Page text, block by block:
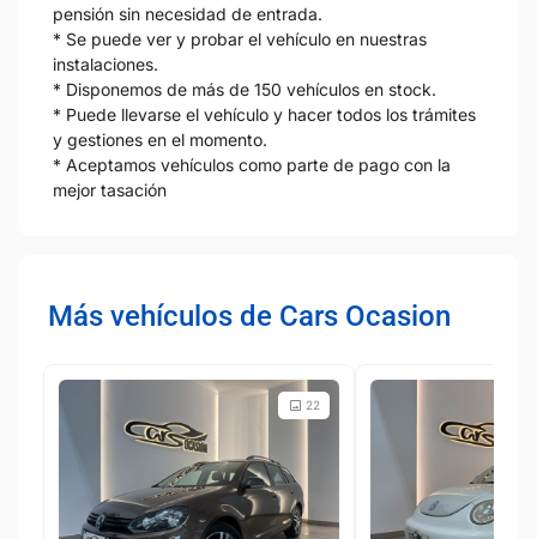
pensión sin necesidad de entrada.
* Se puede ver y probar el vehículo en nuestras
instalaciones.
* Disponemos de más de 150 vehículos en stock.
* Puede llevarse el vehículo y hacer todos los trámites
y gestiones en el momento.
* Aceptamos vehículos como parte de pago con la
mejor tasación
Más vehículos de Cars Ocasion
22